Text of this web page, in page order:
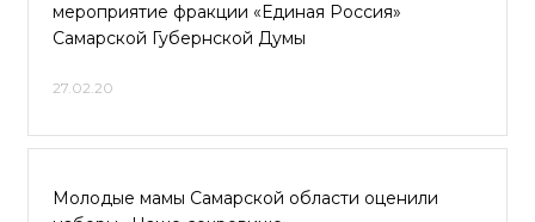
мероприятие фракции «Единая Россия»
Самарской Губернской Думы
27.02.20
Молодые мамы Самарской области оценили